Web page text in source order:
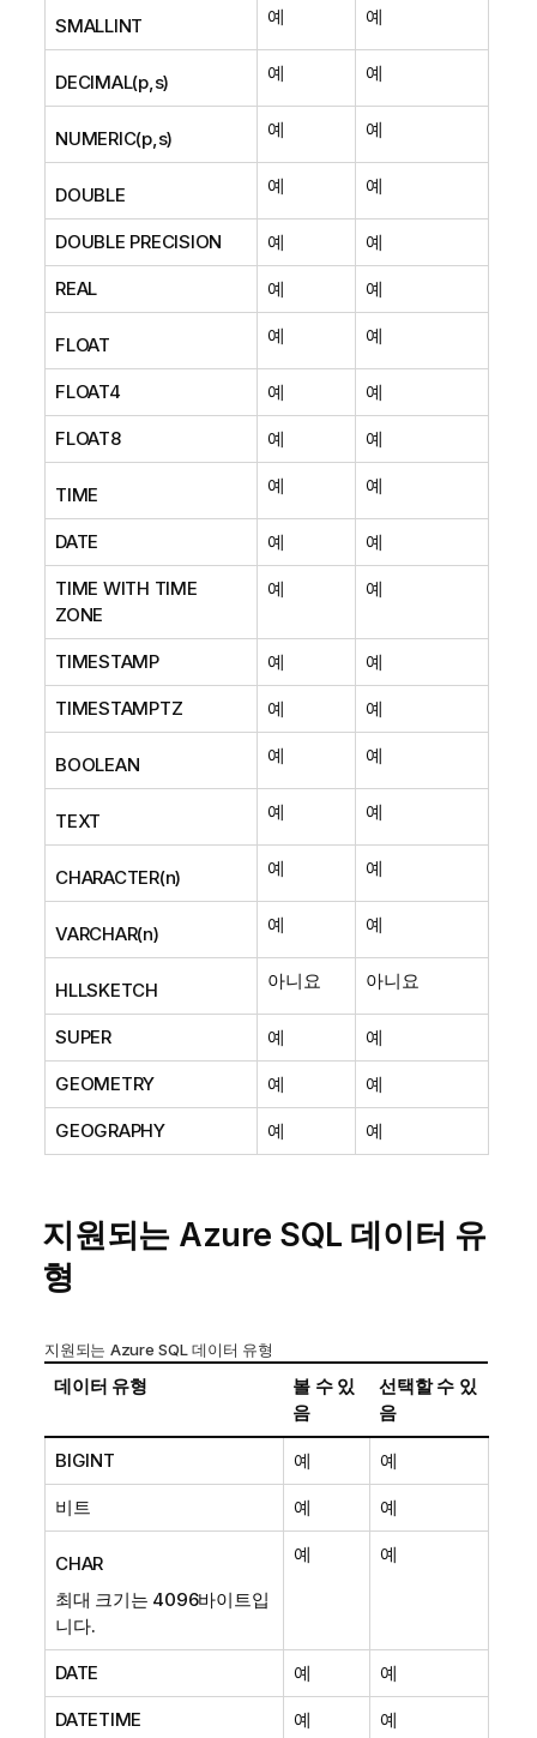
SMALLINT 예 예
DECIMAL(p,s) 예 예
NUMERIC(p,s) 예 예
DOUBLE 예 예
DOUBLE PRECISION 예 예
REAL 예 예
FLOAT 예 예
FLOAT4 예 예
FLOAT8 예 예
TIME 예 예
DATE 예 예
TIME WITH TIME
ZONE
예 예
TIMESTAMP 예 예
TIMESTAMPTZ 예 예
BOOLEAN 예 예
TEXT 예 예
CHARACTER(n) 예 예
VARCHAR(n) 예 예
HLLSKETCH 아니요 아니요
SUPER 예 예
GEOMETRY 예 예
GEOGRAPHY 예 예
지원되는 Azure SQL 데이터 유
형
지원되는 Azure SQL 데이터 유형
데이터 유형
볼 수 있
음
선택할 수 있
음
BIGINT 예 예
비트 예 예
CHAR
최대 크기는 4096바이트입
니다.
예 예
DATE 예 예
DATETIME 예 예